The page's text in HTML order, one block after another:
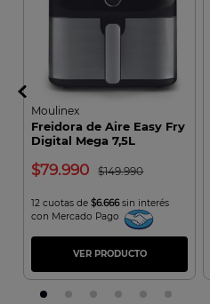
Moulinex
Freidora de Aire Easy Fry
Digital Mega 7,5L
79.990 149.990
12 cuotas de$6.666sin interés
con Mercado Pago
VER PRODUCTO